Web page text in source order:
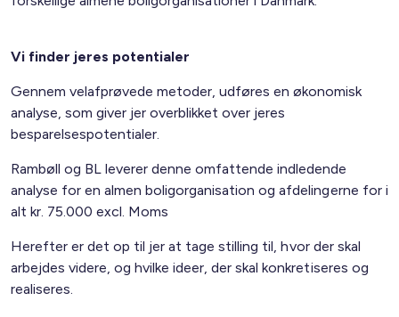
Vi finder jeres potentialer
Gennem velafprøvede metoder, udføres en økonomisk
analyse, som giver jer overblikket over jeres
besparelsespotentialer.
Rambøll og BL leverer denne omfattende indledende
analyse for en almen boligorganisation og afdelingerne for i
alt kr. 75.000 excl. Moms
Herefter er det op til jer at tage stilling til, hvor der skal
arbejdes videre, og hvilke ideer, der skal konkretiseres og
realiseres.